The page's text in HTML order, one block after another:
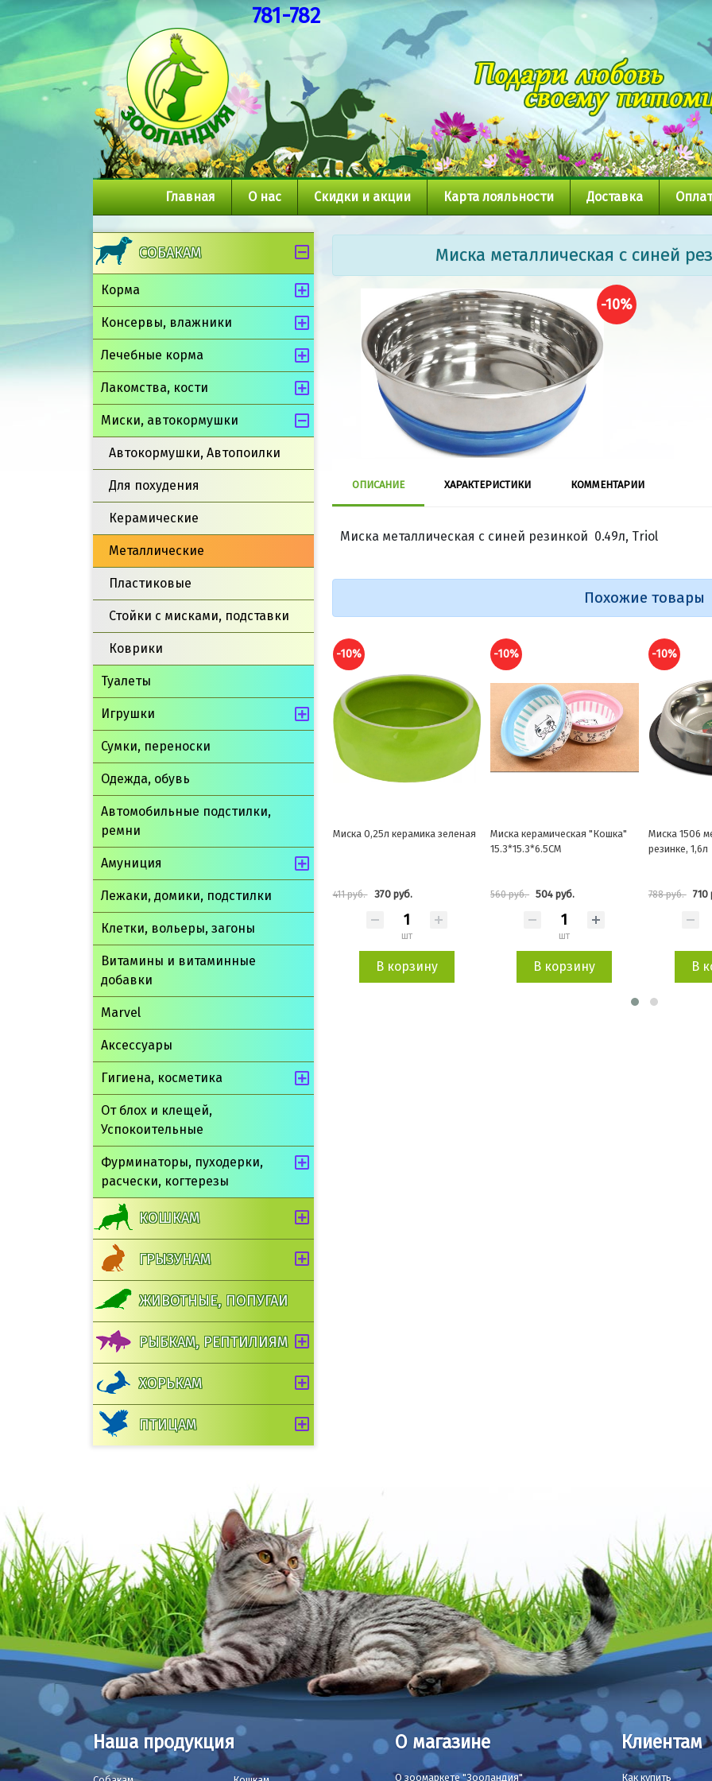
781-782
Главная О нас Скидки и акции Карта лояльности Доставка
СОБАКАМ
Корма
Консервы, влажники
Лечебные корма
Лакомства, кости
Миски, автокормушки
Автокормушки, Автопоилки
Для похудения
Керамические
Металлические
Пластиковые
Стойки с мисками, подставки
Коврики
Туалеты
Игрушки
Сумки, переноски
Одежда, обувь
Автомобильные подстилки,
ремни
Амуниция
Лежаки, домики, подстилки
Клетки, вольеры, загоны
Витамины и витаминные
добавки
Marvel
Аксессуары
Гигиена, косметика
От блох и клещей,
Успокоительные
Фурминаторы, пуходерки,
расчески, когтерезы
КОШКАМ
ГРЫЗУНАМ
ЖИВОТНЫЕ, ПОПУГАИ
РЫБКАМ, РЕПТИЛИЯМ
ХОРЬКАМ
ПТИЦАМ
Миска металлическая с синей
-10%
ОПИСАНИЕ ХАРАКТЕРИСТИКИ КОММЕНТАРИИ
Миска металлическая с синей резинкой 0.49л, Triol
Похожие товары
411 руб. 370 руб.
шт
В корзину
-10%
Миска керамическая "Кошка"
560 руб. 504 руб.
шт
В корзину
-10%
Миска 1506 металлическая на
резинке, 1,6л
788 руб. 710 руб.
шт
В корзину
-10%
Миска
держателем,
544 руб. 490
В
Наша продукция О магазине
О зоомаркете "Зооландия"
Клиентам
Как купить